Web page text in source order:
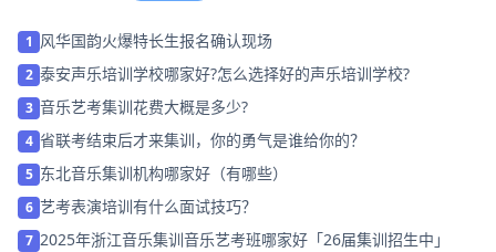
1 风华国韵火爆特长生报名确认现场
2 泰安声乐培训学校哪家好?怎么选择好的声乐培训学校?
3 音乐艺考集训花费大概是多少?
4 省联考结束后才来集训，你的勇气是谁给你的？
5 东北音乐集训机构哪家好（有哪些）
6 艺考表演培训有什么面试技巧？
7 2025年浙江音乐集训音乐艺考班哪家好「26届集训招生中」